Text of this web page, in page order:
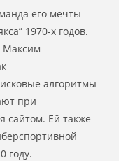
его мечты
1970-х годов.
Максим
алгоритмы
при
сайтом. Ей также
году.